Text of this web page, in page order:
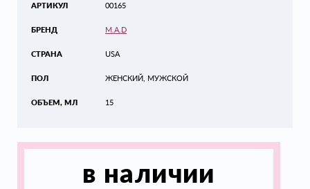
АРТИКУЛ
БРЕНД
СТРАНА
ПОЛ
ОБЪЕМ, МЛ
00165
M.A.D
USA
ЖЕНСКИЙ, МУЖСКОЙ
15
в наличии